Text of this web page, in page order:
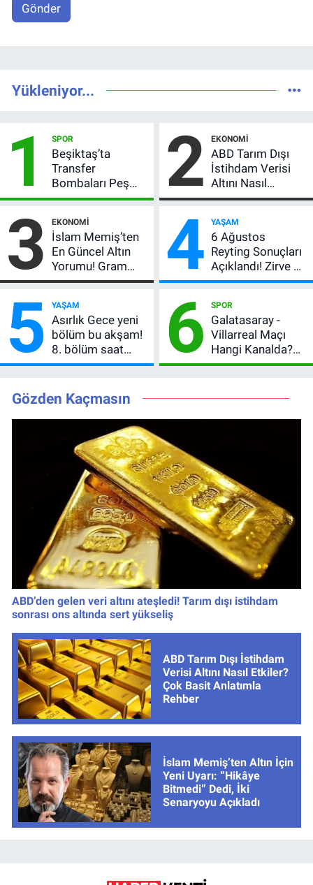
Gönder
Yükleniyor...
1 SPOR
Beşiktaş’ta
Transfer
Bombaları Peş
Peşe! Adalı
Açıkladı, 5 Yıldız
Daha Listede
2 EKONOMI
ABD Tarım Dışı
İstihdam Verisi
Altını Nasıl
Etkiler? Çok Basit
3 EKONOMI
İslam Memiş’ten
En Güncel Altın
Yorumu! Gram
Altın İçin 6.350 TL
Beklentisi
Değişmedi
4 YAŞAM
6 Ağustos
Reyting Sonuçları
Açıklandı! Zirve El
Değiştirdi:
MasterChef'i
Geride Bıraktı
5 YAŞAM
Asırlık Gece yeni
bölüm bu akşam!
8. bölüm saat
kaçta, TRT 1 canlı
6 SPOR
Galatasaray -
Villarreal Maçı
Hangi Kanalda?
Hazırlık Maçı Ne
Gözden Kaçmasın
ABD’den gelen veri altını ateşledi! Tarım dışı istihdam
sonrası ons altında sert yükseliş
ABD Tarım Dışı İstihdam
Verisi Altını Nasıl Etkiler?
Çok Basit Anlatımla
Rehber
İslam Memiş’ten Altın İçin
Yeni Uyarı: “Hikâye
Bitmedi” Dedi, İki
Senaryoyu Açıkladı